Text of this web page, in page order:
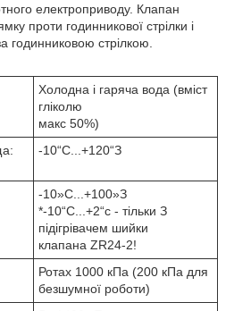
електроприводу. Клапан
проти годинникової стрілки і
годинниковою стрілкою.
Холодна і гаряча вода (вміст
гліколю
макс 50%)
-10“С...+120“З
-10»С...+100»З
*-10“С...+2“с - тільки З
підігрівачем шийки
клапана ZR24-2!
Ротах 1000 кПа (200 кПа для
безшумної роботи)